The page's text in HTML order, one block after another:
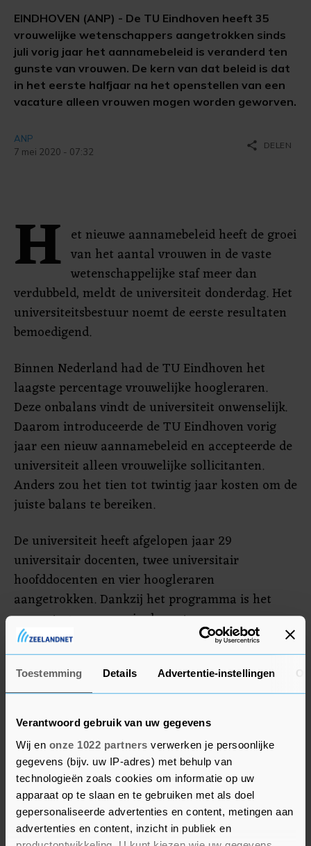
Toestemming Details Advertentie-instellingen
Verantwoord gebruik van uw gegevens
Wij en onze 1022 partners verwerken je persoonlijke
gegevens (bijv. uw IP-adres) met behulp van
technologieën zoals cookies om informatie op uw
apparaat op te slaan en te gebruiken met als doel
gepersonaliseerde advertenties en content, metingen aan
advertenties en content, inzicht in publiek en
EINDHOVEN (ANP) - De TU Eindhoven heeft 35
vrouwelijke wetenschappers aangetrokken sinds
juli vorig jaar het aannamebeleid is veranderd ten
gunste van vrouwen. De kern van dat beleid is dat
in het eerste halfjaar na het openstellen van een
vacature alleen vrouwen mogen worden geworven.
ANP
7 mei 2020 - 07:32
share DELEN
H et nieuwe aannamebeleid heeft de groei
van het aantal vrouwen in de vaste
wetenschappelijke staf meer dan
verdubbeld, meldt de universiteit donderdag. Het
universiteitsbestuur noemt de eerste resultaten
bemoedigend.
Binnen Nederland had de TU Eindhoven het
laagste percentage vrouwelijke hoogleraren.
Deze onbalans vindt de universiteit onwenselijk.
Daarom introduceerde de TU Eindhoven vorig
jaar een nieuw aannamebeleid en accepteerde de
universiteit alleen vrouwelijke sollicitanten.
Anders zou het tien tot twintig jaar kosten om de
juiste balans te bereiken.
De universiteit heeft afgelopen jaar 29
universitair docenten, twee universitair
hoofddocenten en vier hoogleraren
aangetrokken. Dankzij het programma is het
percentage vrouwen in de vaste
wetenschappelijke staf gestegen tot 25 procent.
"Hoewel deze cijfers bemoedigend zijn, zijn we er
nog niet. We willen binnen vijf jaar een
percentage van ongeveer 30 procent bereiken",
zegt Robert-Jan Smits, voorzitter van het college
van bestuur.